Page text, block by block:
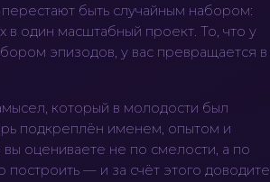
быть случайным набором:
в один масштабный проект. То, что у
эпизодов, у вас превращается в
который в молодости был
подкреплён именем, опытом и
оцениваете не по смелости, а по
построить — и за счёт этого доводите